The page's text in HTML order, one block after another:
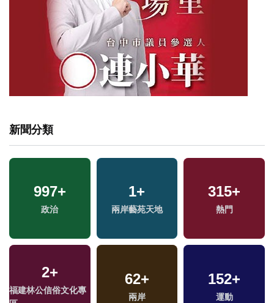
新聞分類
997+
政治
1+
兩岸藝苑天地
315+
熱門
2+
福建林公信俗文化專
62+
兩岸
152+
運動
13+
2024總統大選
15+
評論
4+
兩岸佛教文化交流專
451+
財經及消費
612+
文教
30+
2024立委選戰